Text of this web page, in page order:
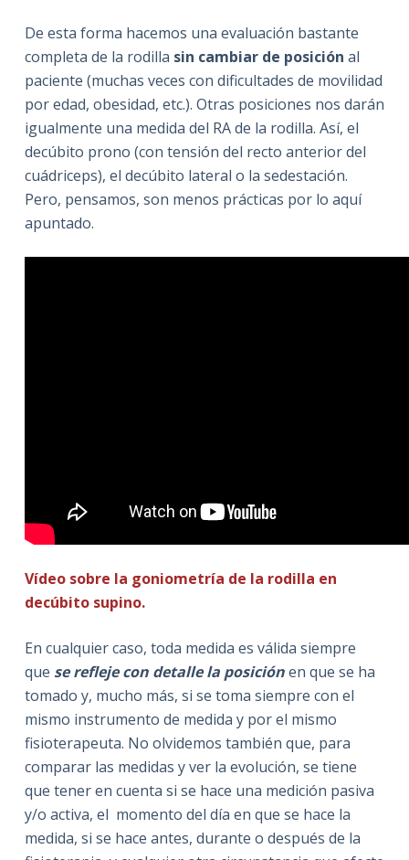
De esta forma hacemos una evaluación bastante
completa de la rodilla sin cambiar de posición al
paciente (muchas veces con dificultades de movilidad
por edad, obesidad, etc.). Otras posiciones nos darán
igualmente una medida del RA de la rodilla. Así, el
decúbito prono (con tensión del recto anterior del
cuádriceps), el decúbito lateral o la sedestación.
Pero, pensamos, son menos prácticas por lo aquí
apuntado.
Vídeo sobre la goniometría de la rodilla en
decúbito supino.
En cualquier caso, toda medida es válida siempre
que se refleje con detalle la posiciónen que se ha
tomado y, mucho más, si se toma siempre con el
mismo instrumento de medida y por el mismo
fisioterapeuta. No olvidemos también que, para
comparar las medidas y ver la evolución, se tiene
que tener en cuenta si se hace una medición pasiva
y/o activa, el momento del día en que se hace la
medida, si se hace antes, durante o después de la